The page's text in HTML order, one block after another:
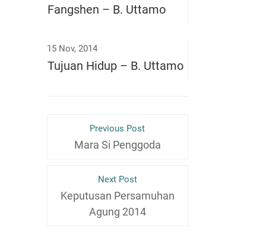
Fangshen – B. Uttamo
15 Nov, 2014
Tujuan Hidup – B. Uttamo
Previous Post
Mara Si Penggoda
Next Post
Keputusan Persamuhan
Agung 2014